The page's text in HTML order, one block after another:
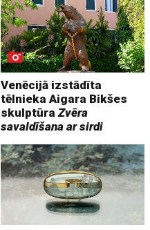
Venēcijā izstādīta
tēlnieka Aigara Bikšes
skulptūraZvēra
savaldīšana ar sirdi